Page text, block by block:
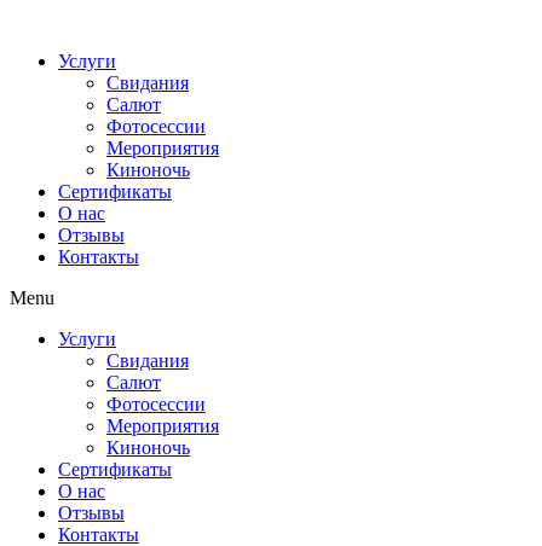
Услуги
Свидания
Салют
Фотосессии
Мероприятия
Киноночь
Сертификаты
О нас
Отзывы
Контакты
Menu
Услуги
Свидания
Салют
Фотосессии
Мероприятия
Киноночь
Сертификаты
О нас
Отзывы
Контакты